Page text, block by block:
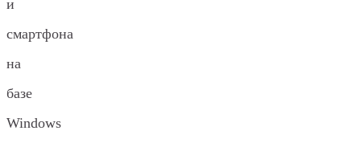
и
смартфона
на
базе
Windows